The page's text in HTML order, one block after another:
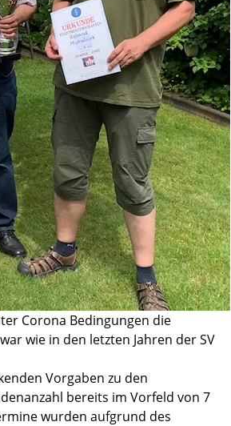
Corona Bedingungen die
wie in den letzten Jahren der SV
Vorgaben zu den
bereits im Vorfeld von 7
wurden aufgrund des